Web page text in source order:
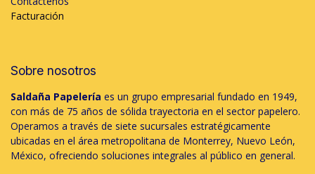
Facturación
Sobre nosotros
Saldaña Papelería es un grupo empresarial fundado en 1949,
con más de 75 años de sólida trayectoria en el sector papelero.
Operamos a través de siete sucursales estratégicamente
ubicadas en el área metropolitana de Monterrey, Nuevo León,
México, ofreciendo soluciones integrales al público en general.